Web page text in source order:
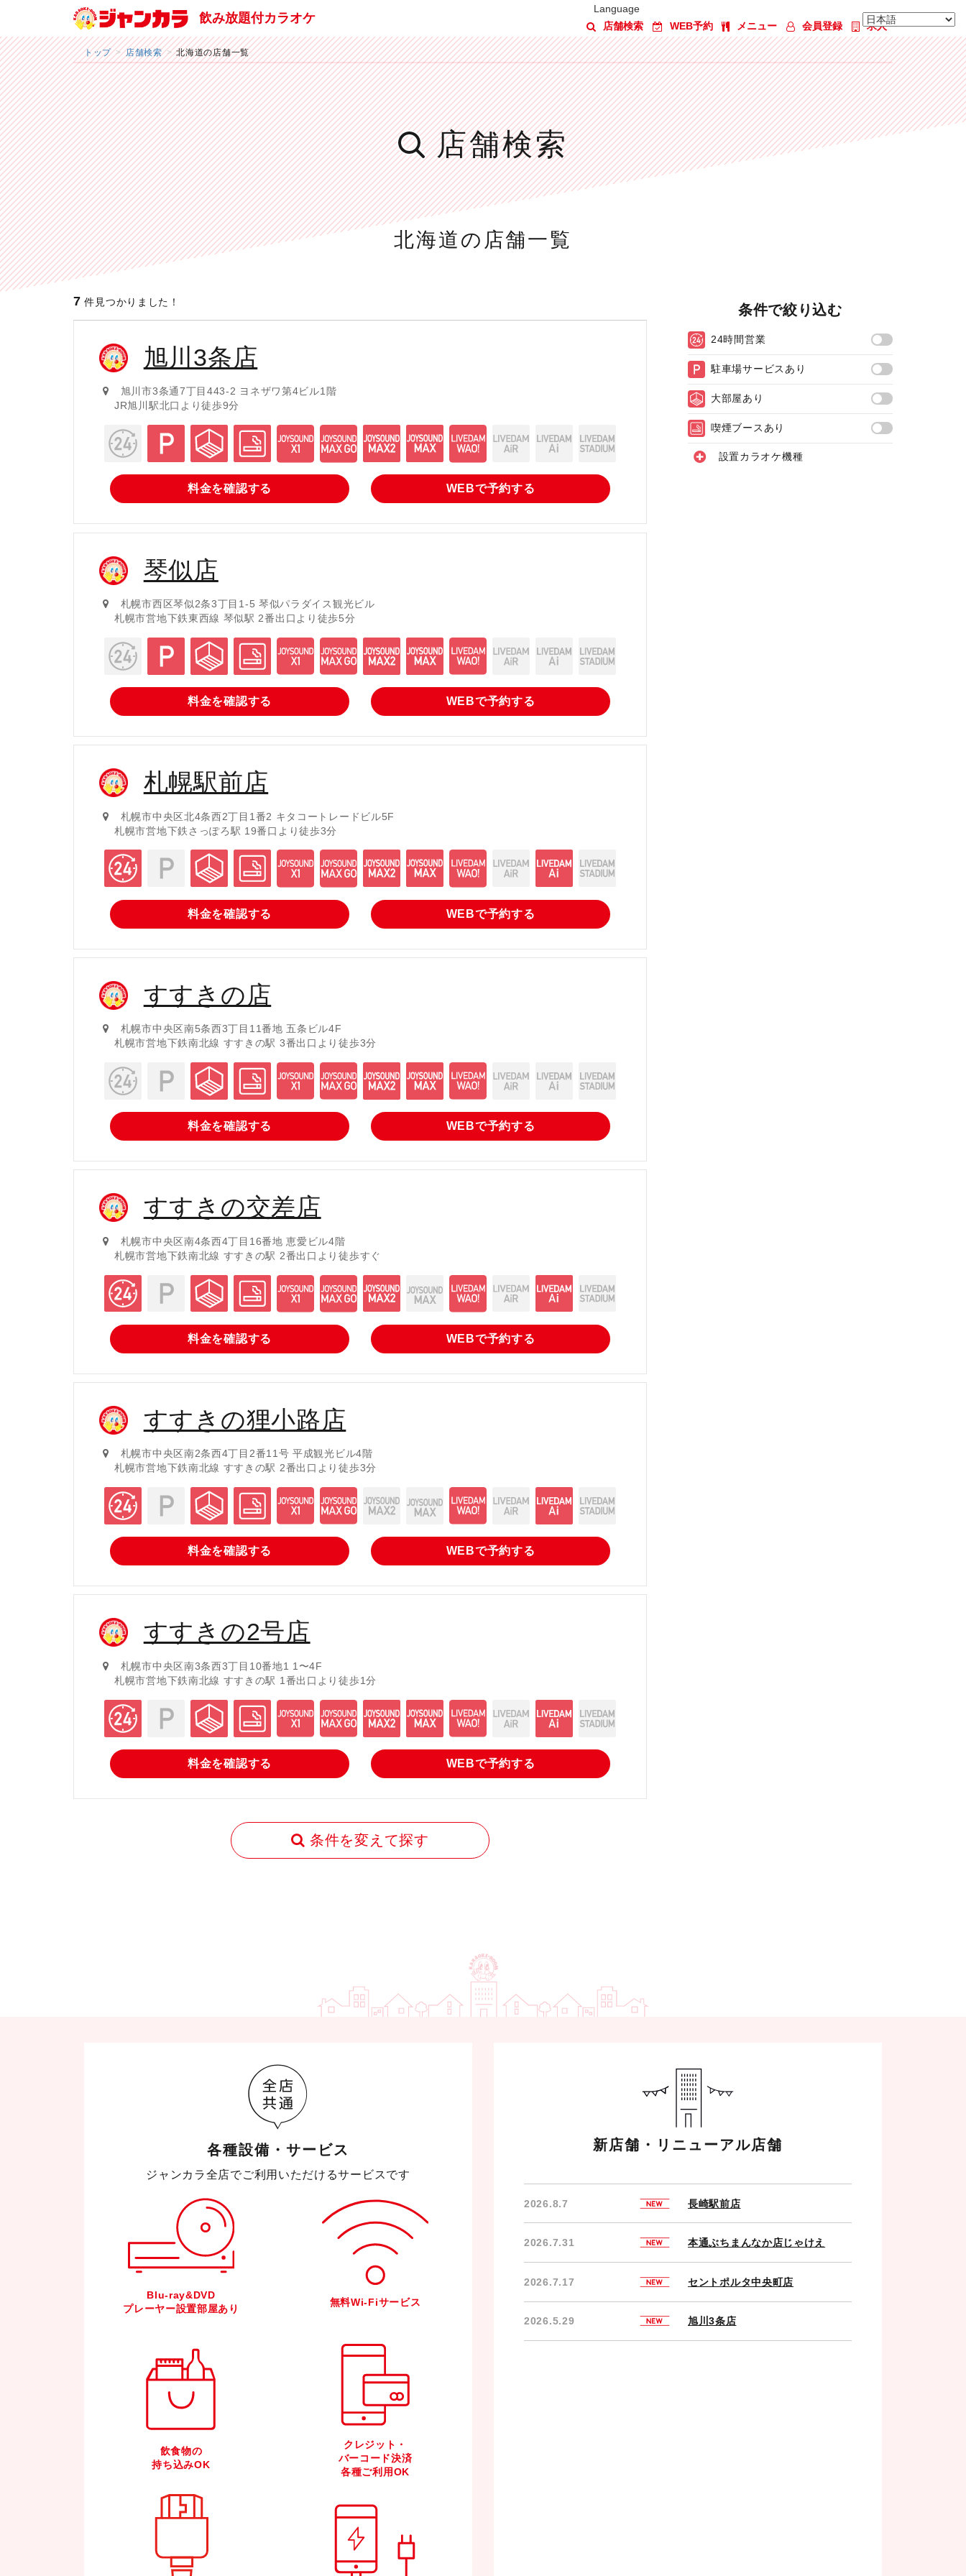
飲み放題付カラオケ
Language
店舗検索
WEB予約 メニュー 会員登録 求人
トップ 店舗検索 北海道の店舗一覧
店舗検索
北海道の 店舗一覧
条件で絞り込む
24時間営業
駐車場サービスあり
大部屋あり
喫煙ブースあり
設置カラオケ機種
7 件見つかりました！
旭川3条店
旭川市3条通7丁目443-2 ヨネザワ第4ビル1階
JR旭川駅北口より徒歩9分
料金を確認する WEBで予約する
琴似店
札幌市西区琴似2条3丁目1-5 琴似パラダイス観光ビル
札幌市営地下鉄東西線 琴似駅 2番出口より徒歩5分
料金を確認する WEBで予約する
札幌駅前店
札幌市中央区北4条西2丁目1番2 キタコートレードビル5F
札幌市営地下鉄さっぽろ駅 19番口より徒歩3分
料金を確認する WEBで予約する
すすきの店
札幌市中央区南5条西3丁目11番地 五条ビル4F
札幌市営地下鉄南北線 すすきの駅 3番出口より徒歩3分
料金を確認する WEBで予約する
すすきの交差店
札幌市中央区南4条西4丁目16番地 恵愛ビル4階
札幌市営地下鉄南北線 すすきの駅 2番出口より徒歩すぐ
料金を確認する WEBで予約する
すすきの狸小路店
札幌市中央区南2条西4丁目2番11号 平成観光ビル4階
札幌市営地下鉄南北線 すすきの駅 2番出口より徒歩3分
料金を確認する WEBで予約する
すすきの2号店
札幌市中央区南3条西3丁目10番地1 1〜4F
札幌市営地下鉄南北線 すすきの駅 1番出口より徒歩1分
料金を確認する WEBで予約する
条件を変えて探す
各種設備・サービス
ジャンカラ全店でご利用いただけるサービスです
Blu-ray&DVD
プレーヤー設置部屋あり
無料Wi-Fiサービス
飲食物の
持ち込みOK
クレジット・
バーコード決済
各種ご利用OK
新店舗・リニューアル店舗
2026.8.7 長崎駅前店
2026.7.31 本通ぶちまんなか店じゃけえ
2026.7.17 セントポルタ中央町店
2026.5.29 旭川3条店